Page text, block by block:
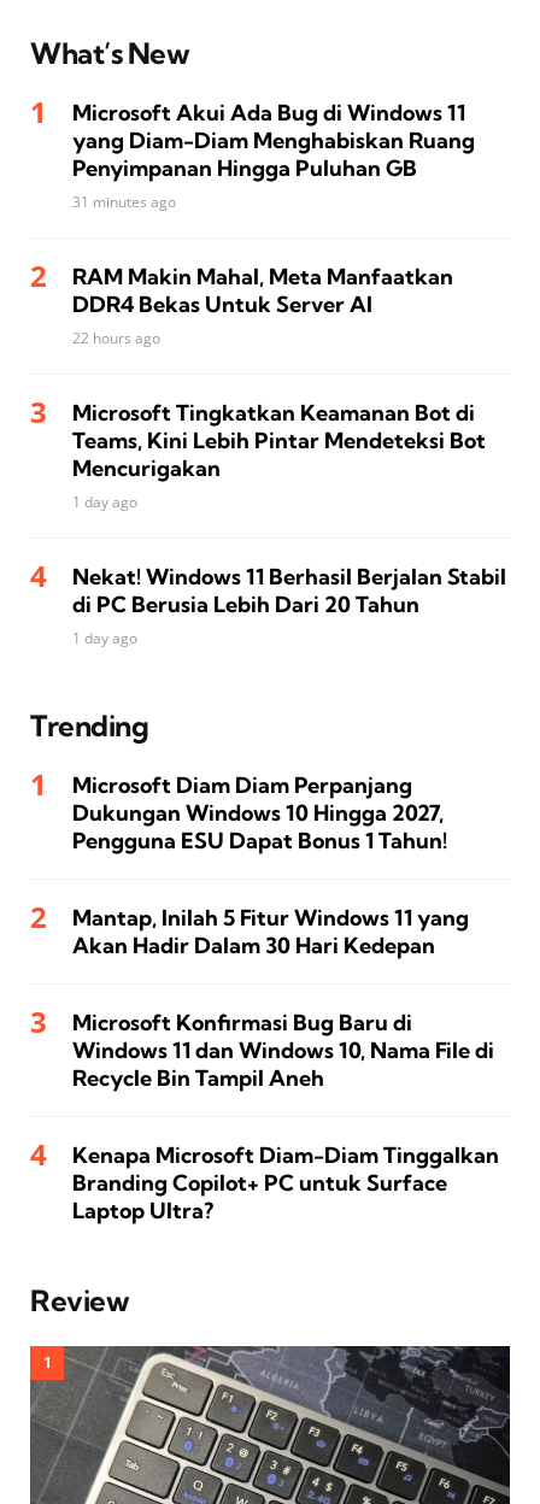
What’s New
Microsoft Akui Ada Bug di Windows 11
yang Diam-Diam Menghabiskan Ruang
Penyimpanan Hingga Puluhan GB
31 minutes ago
RAM Makin Mahal, Meta Manfaatkan
DDR4 Bekas Untuk Server AI
22 hours ago
Microsoft Tingkatkan Keamanan Bot di
Teams, Kini Lebih Pintar Mendeteksi Bot
Mencurigakan
1 day ago
Nekat! Windows 11 Berhasil Berjalan Stabil
di PC Berusia Lebih Dari 20 Tahun
1 day ago
Trending
Microsoft Diam Diam Perpanjang
Dukungan Windows 10 Hingga 2027,
Pengguna ESU Dapat Bonus 1 Tahun!
Mantap, Inilah 5 Fitur Windows 11 yang
Akan Hadir Dalam 30 Hari Kedepan
Microsoft Konfirmasi Bug Baru di
Windows 11 dan Windows 10, Nama File di
Recycle Bin Tampil Aneh
Kenapa Microsoft Diam-Diam Tinggalkan
Branding Copilot+ PC untuk Surface
Laptop Ultra?
Review